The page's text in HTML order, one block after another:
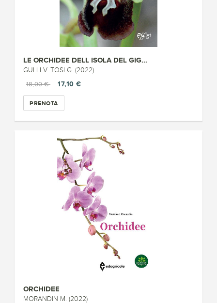
LE ORCHIDEE DELL ISOLA DEL GIG...
GULLI V. TOSI G. (2022)
18,00 €
17,10 €
PRENOTA
ORCHIDEE
MORANDIN M. (2022)